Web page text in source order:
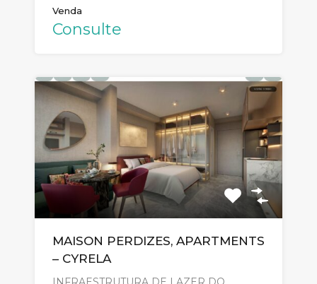
Venda
Consulte
MAISON PERDIZES, APARTMENTS
– CYRELA